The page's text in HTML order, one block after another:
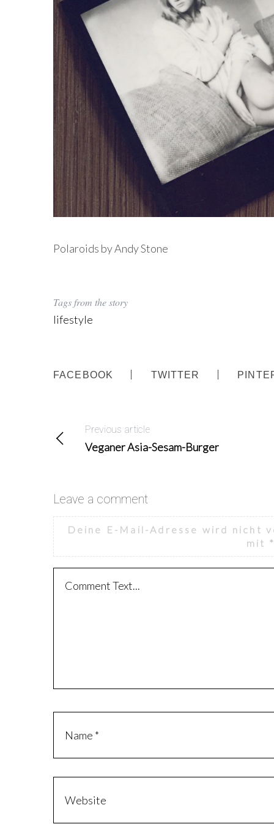
Polaroids by Andy Stone
Tags from the story
lifestyle
FACEBOOK TWITTER
Previous article
Veganer Asia-Sesam-Burger
Leave a comment
Deine E-Mail-Adresse wird nicht
mit *